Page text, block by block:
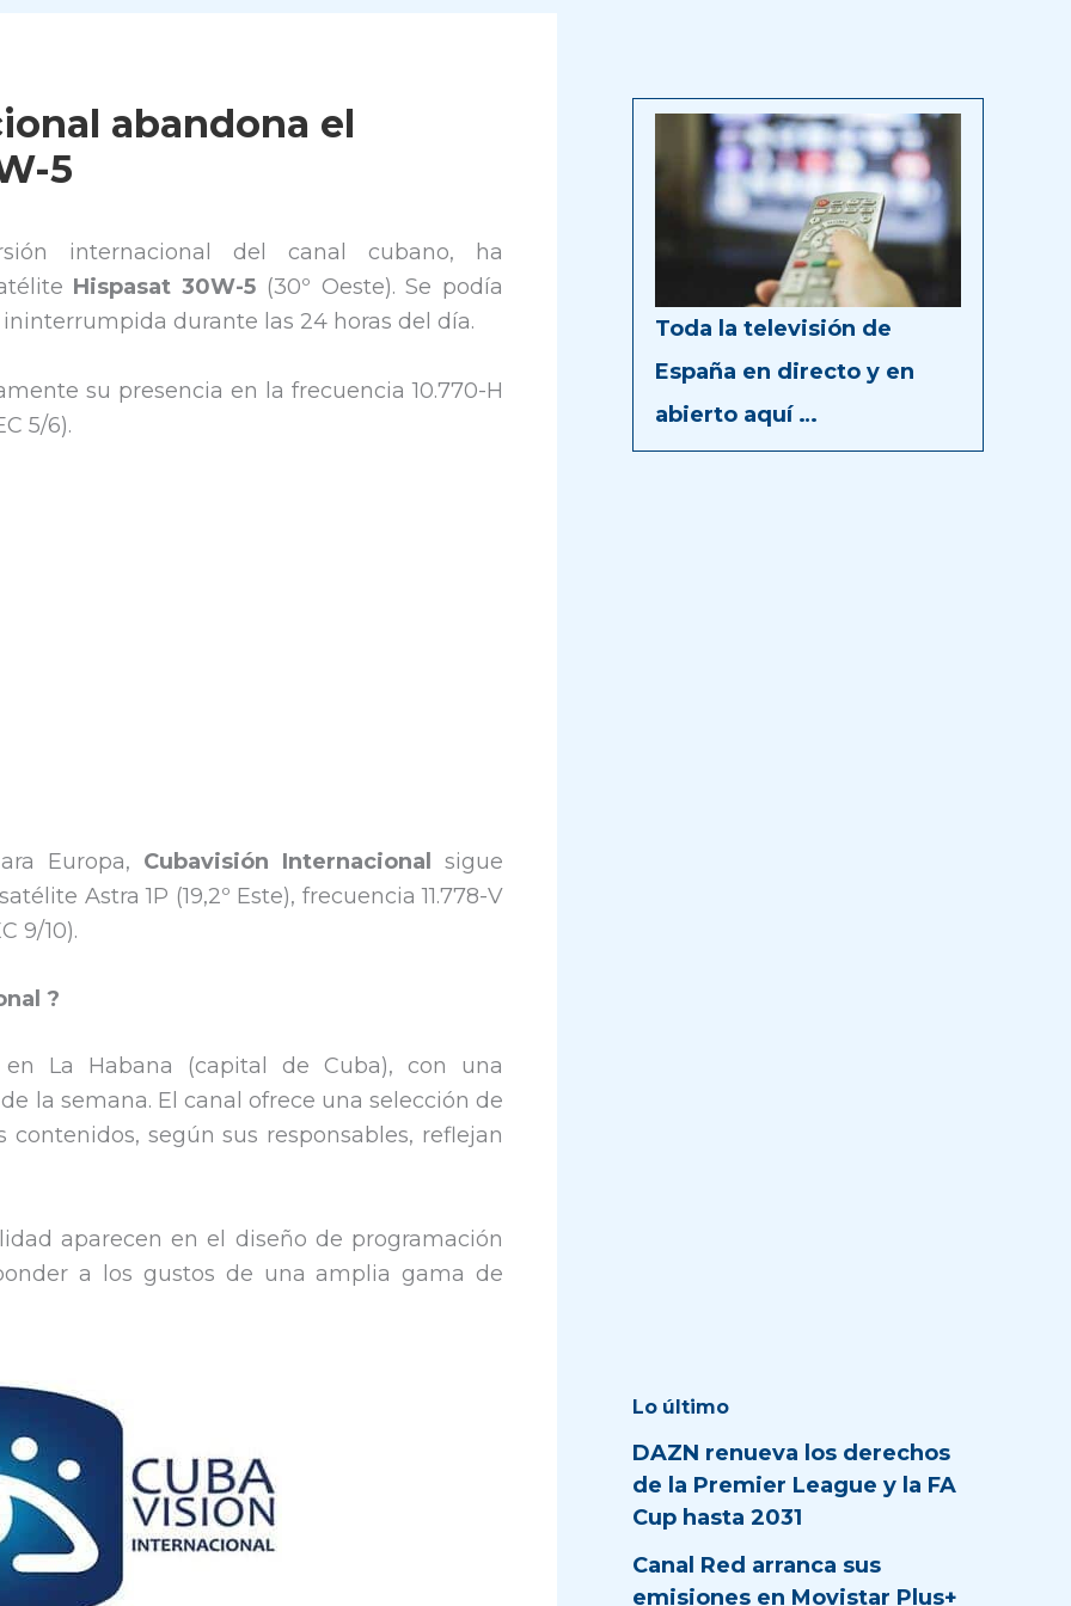
abandona el
5
internacional del canal cubano, ha
Hispasat 30W-5 (30º Oeste). Se podía
durante las 24 horas del día.
su presencia en la frecuencia 10.770-H
5/6).
Europa, Cubavisión Internacional sigue
Astra 1P (19,2º Este), frecuencia 11.778-V
9/10).
?
La Habana (capital de Cuba), con una
la semana. El canal ofrece una selección de
contenidos, según sus responsables, reflejan
aparecen en el diseño de programación
a los gustos de una amplia gama de
Toda la televisión de
España en directo y en
abierto aquí …
Lo último
DAZN renueva los derechos
de la Premier League y la FA
Cup hasta 2031
Canal Red arranca sus
emisiones en Movistar Plus+